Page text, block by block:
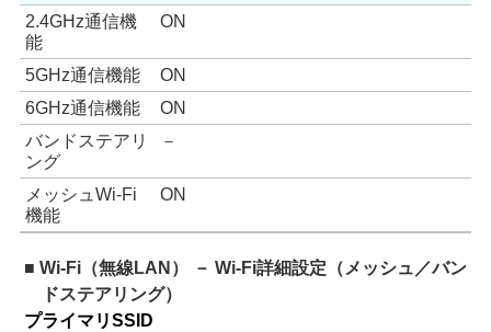
2.4GHz通信機
能
ON
5GHz通信機能
ON
6GHz通信機能
ON
バンドステアリ
ング
－
メッシュWi-Fi
機能
ON
■ Wi-Fi（無線LAN） － Wi-Fi詳細設定（メッシュ／バン
ドステアリング）
プライマリSSID